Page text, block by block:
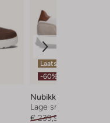
Laatste maten
-60%
Nubikk
Lage sneakers
€ 239,99